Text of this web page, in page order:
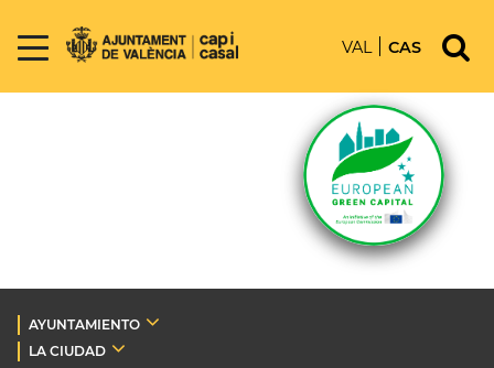
VAL CAS
AYUNTAMIENTO
LA CIUDAD